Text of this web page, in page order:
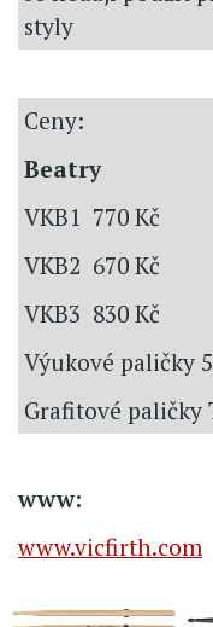
styly
Ceny:
Beatry
VKB1 770 Kč
VKB2 670 Kč
VKB3 830 Kč
Výukové paličky
Grafitové paličky
www:
www.vicfirth.com